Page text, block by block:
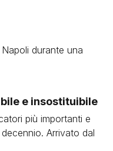
e insostituibile
più importanti e
Arrivato dal